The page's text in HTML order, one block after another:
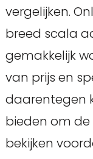
vergelijken.
breed scala
gemakkelijk
van prijs en
daarentegen
bieden om
bekijken